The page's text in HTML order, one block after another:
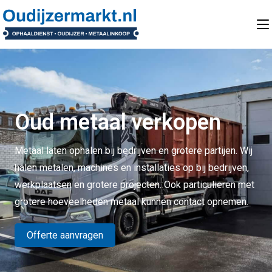
Oud metaal verkopen
Metaal laten ophalen bij bedrijven en grotere partijen. Wij
halen metalen, machines en installaties op bij bedrijven,
werkplaatsen en grotere projecten. Ook particulieren met
grotere hoeveelheden metaal kunnen contact opnemen.
Offerte aanvragen